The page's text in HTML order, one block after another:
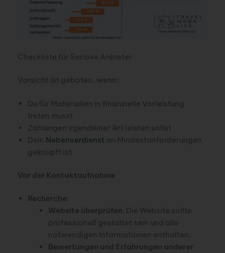
Checkliste für Seriöse Anbieter
Vorsicht ist geboten, wenn:
Du für Materialien in finanzielle Vorleistung
treten musst
Zahlungen irgendeiner Art leisten sollst
Dein Nebenverdienst an Mindestanforderungen
geknüpft ist
Vor der Kontaktaufnahme
Recherche
Website überprüfen : Die Website sollte
professionell gestaltet sein und alle
notwendigen Informationen enthalten.
Bewertungen und Erfahrungen anderer